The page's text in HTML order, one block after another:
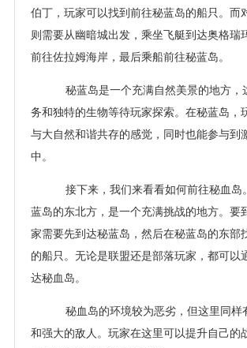
伯丁，玩家可以找到前往秘蓝岛的船只。而
则需要从幽暗城出发，乘坐飞艇到达奥格瑞
前往佐拉姆海岸，最后乘船前往秘蓝岛。
秘蓝岛是一个充满自然美景的地方，
务和独特的生物等待玩家探索。在秘蓝岛，
与大自然和谐共存的感觉，同时也能参与到
中。
接下来，我们来看看如何前往秘血岛
蓝岛的东北方，是一个充满挑战的地方。要
家需要先到达秘蓝岛，然后在秘蓝岛的东部
的船只。无论是联盟还是部落玩家，都可以
达秘血岛。
秘血岛的环境较为恶劣，但这里同样
和强大的敌人。玩家在这里可以提升自己的